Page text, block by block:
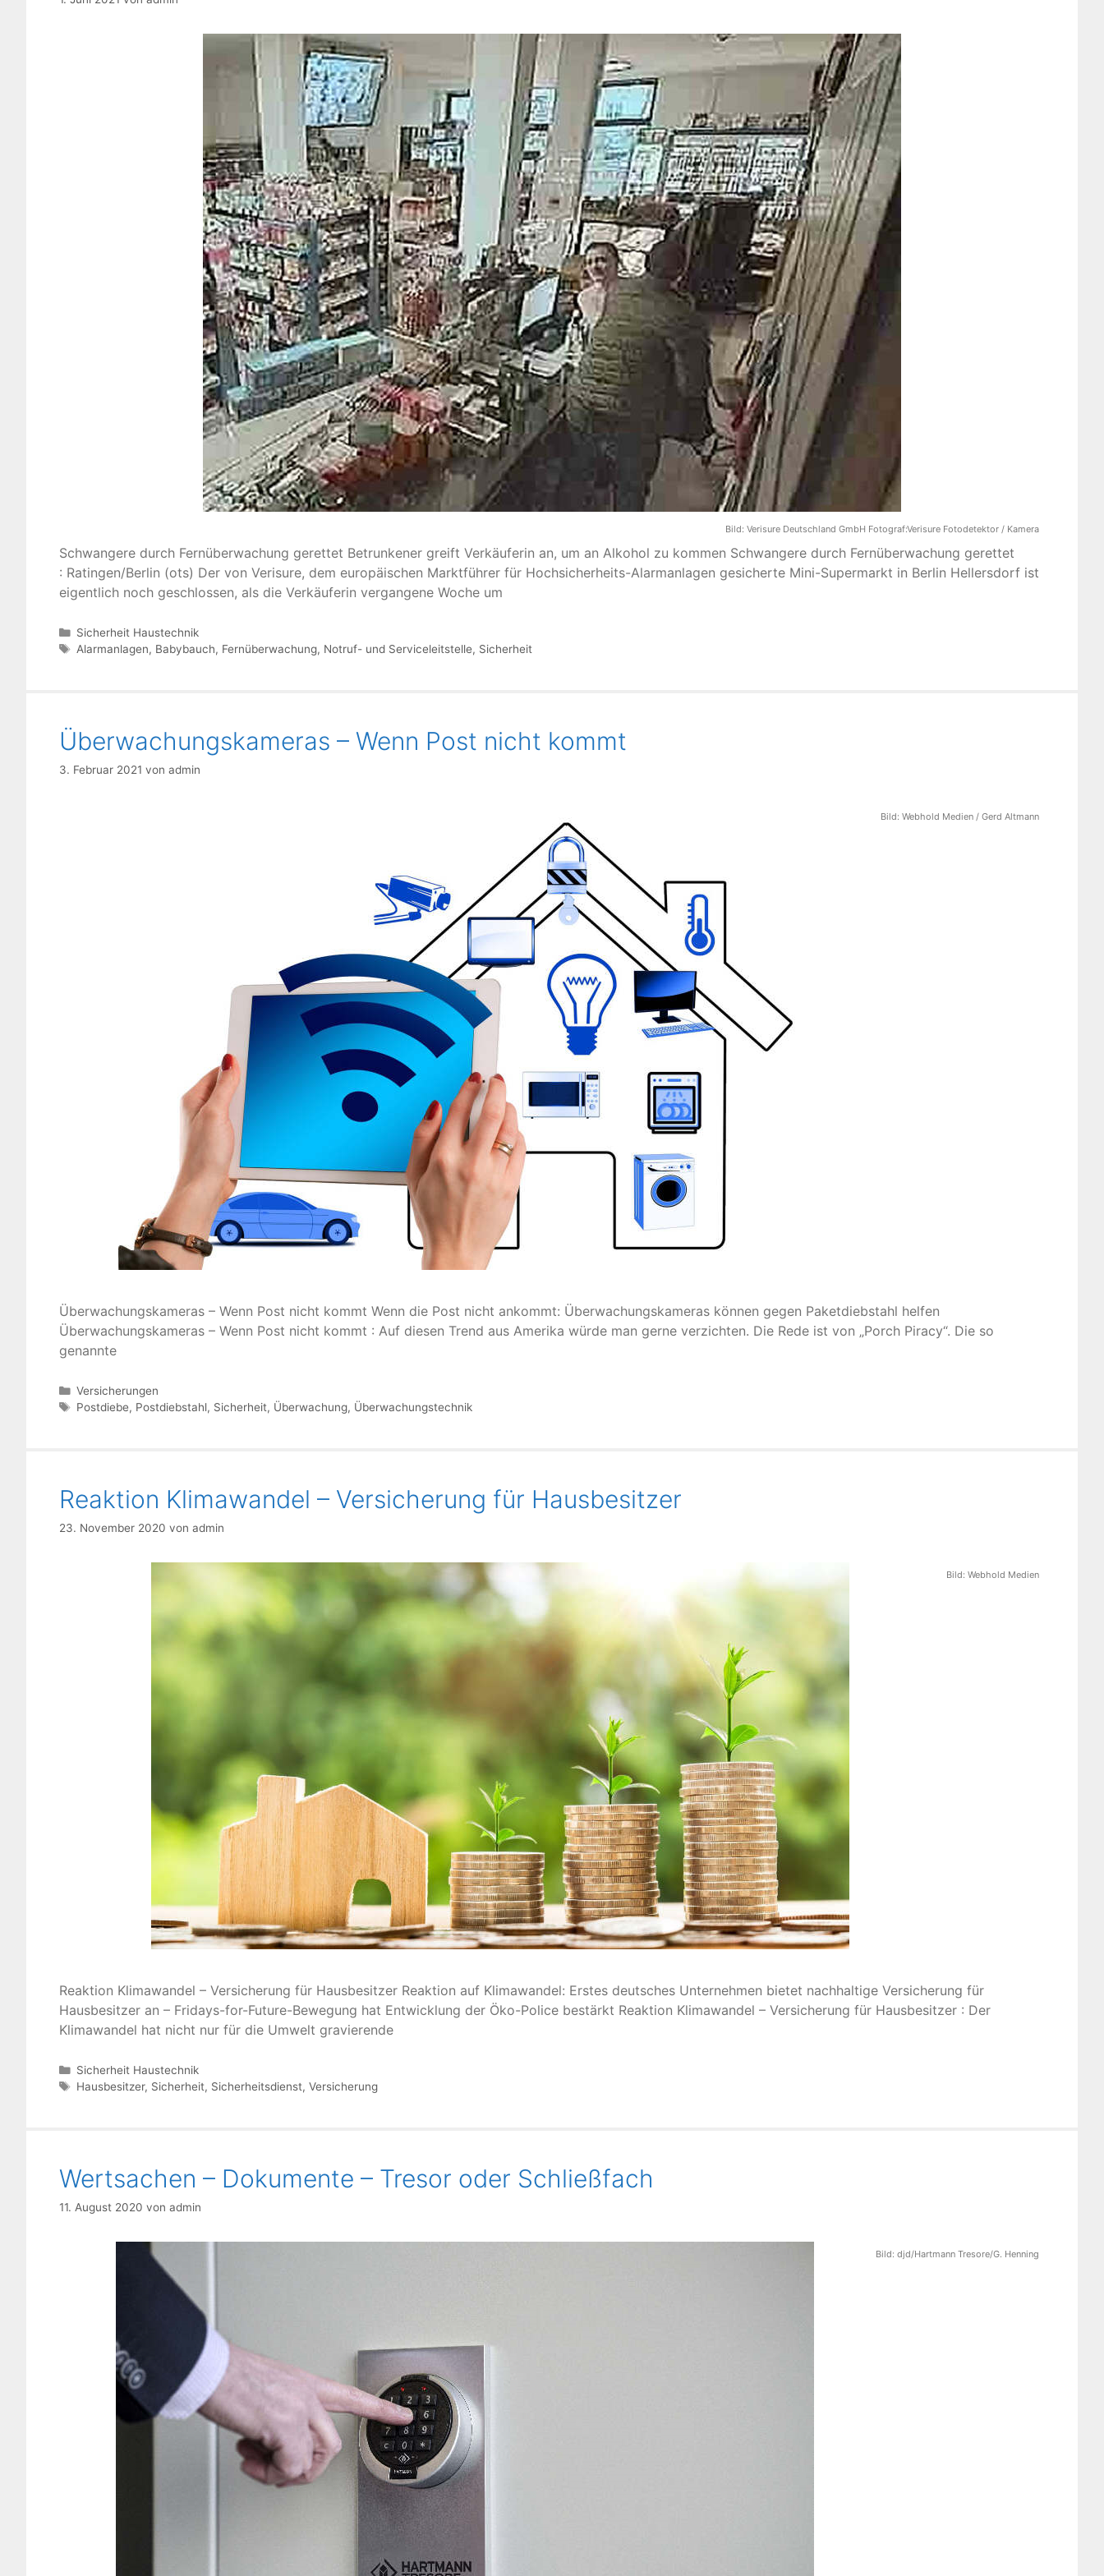
Bild: Verisure Deutschland GmbH Fotograf:Verisure Fotodetektor / Kamera
Schwangere durch Fernüberwachung gerettet Betrunkener greift Verkäuferin an, um an Alkohol zu kommen Schwangere durch Fernüberwachung gerettet
: Ratingen/Berlin (ots) Der von Verisure, dem europäischen Marktführer für Hochsicherheits-Alarmanlagen gesicherte Mini-Supermarkt in Berlin Hellersdorf ist
eigentlich noch geschlossen, als die Verkäuferin vergangene Woche um
Kategorien
Sicherheit Haustechnik
Schlagwörter
Alarmanlagen, Babybauch, Fernüberwachung, Notruf- und Serviceleitstelle, Sicherheit
Überwachungskameras – Wenn Post nicht kommt
3. Februar 2021 von admin
Bild: Webhold Medien / Gerd Altmann
Überwachungskameras – Wenn Post nicht kommt Wenn die Post nicht ankommt: Überwachungskameras können gegen Paketdiebstahl helfen
Überwachungskameras – Wenn Post nicht kommt : Auf diesen Trend aus Amerika würde man gerne verzichten. Die Rede ist von „Porch Piracy“. Die so
genannte
Kategorien
Versicherungen
Schlagwörter
Postdiebe, Postdiebstahl, Sicherheit, Überwachung, Überwachungstechnik
Reaktion Klimawandel – Versicherung für Hausbesitzer
23. November 2020 von admin
Bild: Webhold Medien
Reaktion Klimawandel – Versicherung für Hausbesitzer Reaktion auf Klimawandel: Erstes deutsches Unternehmen bietet nachhaltige Versicherung für
Hausbesitzer an – Fridays-for-Future-Bewegung hat Entwicklung der Öko-Police bestärkt Reaktion Klimawandel – Versicherung für Hausbesitzer : Der
Klimawandel hat nicht nur für die Umwelt gravierende
Kategorien
Sicherheit Haustechnik
Schlagwörter
Hausbesitzer, Sicherheit, Sicherheitsdienst,Versicherung
Wertsachen – Dokumente – Tresor oder Schließfach
11. August 2020 von admin
Bild: djd/Hartmann Tresore/G. Henning